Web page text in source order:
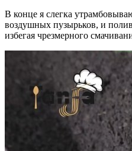
В конце я слегка
воздушных пузырьков, и
избегая чрезмерного